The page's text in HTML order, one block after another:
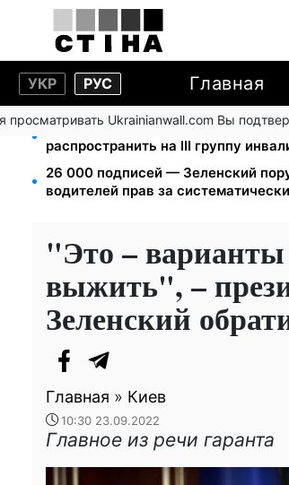
УКР РУС Главная
просматривать Ukrainianwall.com Вы
120 000 грн на авто: компенсацию
распространить на III группу
26 000 подписей — Зеленский
водителей прав за
"Это –
выжить", –
Зеленский
Главная » Киев
10:30 23.09.2022
Главное из речи гаранта